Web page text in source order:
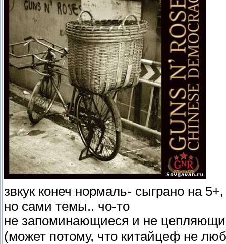
звкук конеч нормаль- сыграно на 5+,
но сами темы.. чо-то
не запоминающиеся и не
(может потому, что китайцеф не